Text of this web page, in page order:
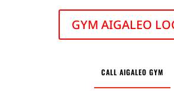
GYM AIGALEO
CALL AIGALEO GYM